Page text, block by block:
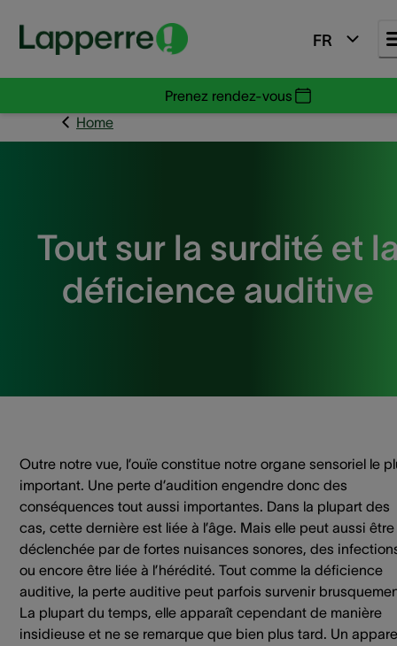
FR
Prenez rendez-vous
Home
Tout sur la surdité et
déficience auditive
Outre notre vue, l’ouïe constitue notre organe sensoriel le
important. Une perte d’audition engendre donc des
conséquences tout aussi importantes. Dans la plupart des
cas, cette dernière est liée à l’âge. Mais elle peut aussi être
déclenchée par de fortes nuisances sonores, des
ou encore être liée à l’hérédité. Tout comme la déficience
auditive, la perte auditive peut parfois survenir
La plupart du temps, elle apparaît cependant de manière
insidieuse et ne se remarque que bien plus tard. Un